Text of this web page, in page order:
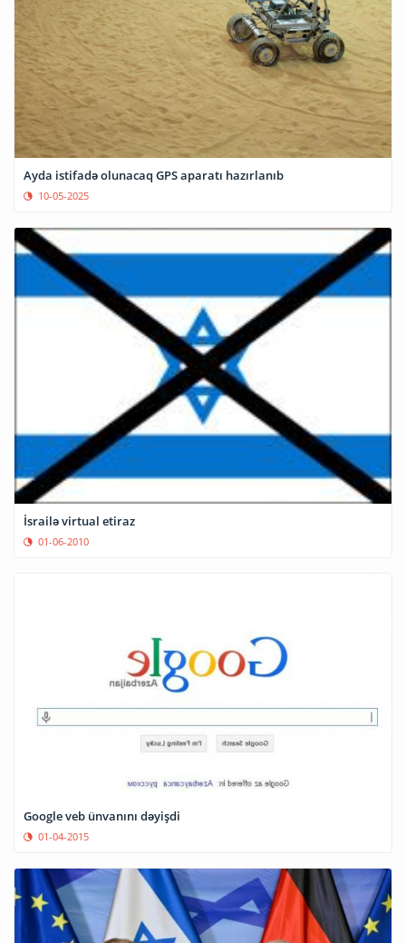
Ayda istifadə olunacaq GPS aparatı hazırlanıb
10-05-2025
İsrailə virtual etiraz
01-06-2010
Google veb ünvanını dəyişdi
01-04-2015